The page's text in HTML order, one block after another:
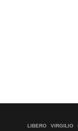
LIBERO VIRGILIO